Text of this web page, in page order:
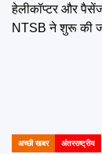
POSTED
अच्छी खबर अंतरराष्ट्रीय